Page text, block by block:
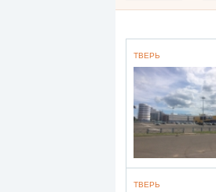
ТВЕРЬ
ТВЕРЬ